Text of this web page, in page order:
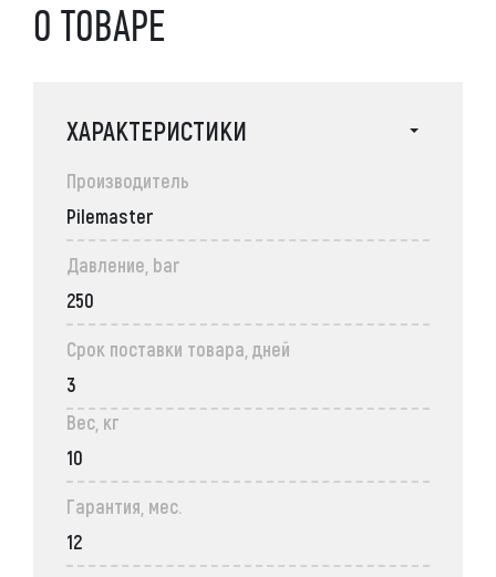
О ТОВАРЕ
ХАРАКТЕРИСТИКИ
Производитель
Pilemaster
Давление, bar
250
Срок поставки товара, дней
3
Вес, кг
10
Гарантия, мес.
12